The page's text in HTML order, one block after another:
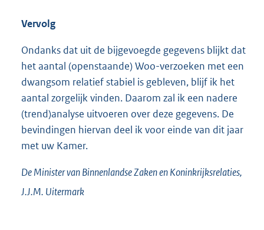
Vervolg
Ondanks dat uit de bijgevoegde gegevens blijkt dat
het aantal (openstaande) Woo-verzoeken met een
dwangsom relatief stabiel is gebleven, blijf ik het
aantal zorgelijk vinden. Daarom zal ik een nadere
(trend)analyse uitvoeren over deze gegevens. De
bevindingen hiervan deel ik voor einde van dit jaar
met uw Kamer.
De Minister van Binnenlandse Zaken en Koninkrijksrelaties,
J.J.M. Uitermark